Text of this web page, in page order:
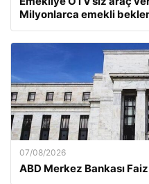
Milyonlarca emekli
07/08/2026
ABD Merkez Bankası